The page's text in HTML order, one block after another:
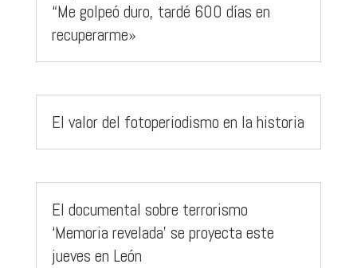
“Me golpeó duro, tardé 600 días en
recuperarme»
El valor del fotoperiodismo en la historia
El documental sobre terrorismo
‘Memoria revelada’ se proyecta este
jueves en León